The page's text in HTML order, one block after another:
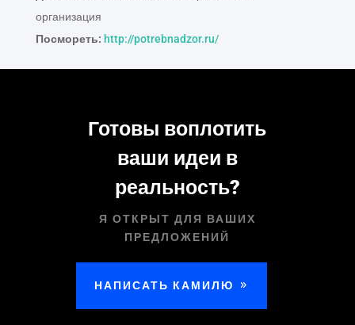
организация
Посмореть: http://potrebnadzor.ru/
Готовы воплотить
ваши идеи в
реальность?
Я ОТКРЫТ ДЛЯ ВАШИХ
ПРЕДЛОЖЕНИЙ
НАПИСАТЬ КАМИЛЮ